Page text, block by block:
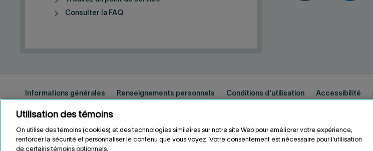
Consulter la FAQ
Informations générales Renseignements personnels Conditions d'utilisation Accessibilité
ENENGLISH
Utilisation des témoins
On utilise des témoins (cookies) et des technologies similaires sur notre site Web pour améliorer votre expérience,
renforcer la sécurité et personnaliser le contenu que vous voyez. Votre consentement est nécessaire pour l'utilisation
de certains témoins optionnels.